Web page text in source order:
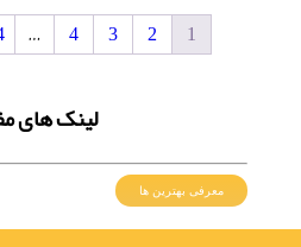
1
2
3
4
…
لینک های
معرفی بهترین ها